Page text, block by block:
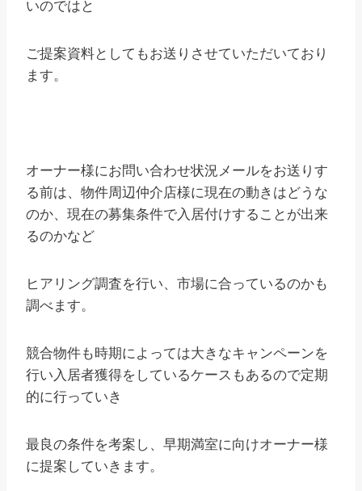
いのではと
ご提案資料としてもお送りさせていただいており
ます。
オーナー様にお問い合わせ状況メールをお送りす
る前は、物件周辺仲介店様に現在の動きはどうな
のか、現在の募集条件で入居付けすることが出来
るのかなど
ヒアリング調査を行い、市場に合っているのかも
調べます。
競合物件も時期によっては大きなキャンペーンを
行い入居者獲得をしているケースもあるので定期
的に行っていき
最良の条件を考案し、早期満室に向けオーナー様
に提案していきます。